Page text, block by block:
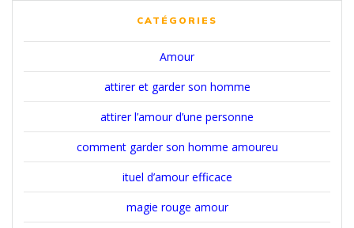
CATÉGORIES
Amour
attirer et garder son homme
attirer l’amour d’une personne
comment garder son homme amoureu
ituel d’amour efficace
magie rouge amour